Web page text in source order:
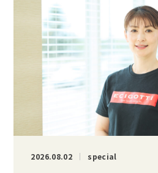
2026.08.02 special